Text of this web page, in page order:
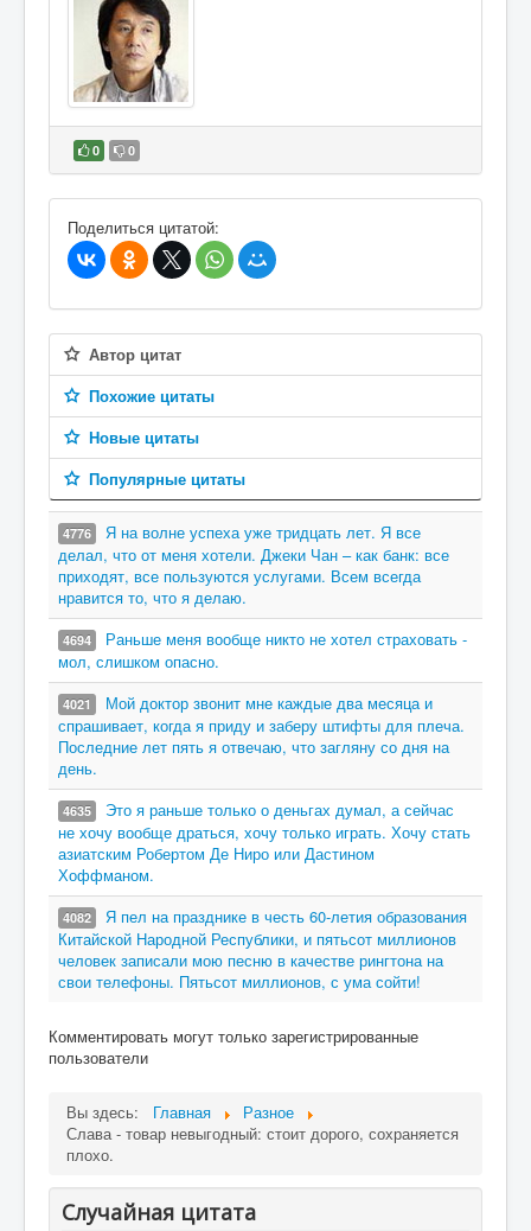
0 0
В избранное
Поделиться цитатой:
Автор цитат
Похожие цитаты
Новые цитаты
Популярные цитаты
4776
Я на волне успеха уже тридцать лет. Я все
делал, что от меня хотели. Джеки Чан – как банк: все
приходят, все пользуются услугами. Всем всегда
нравится то, что я делаю.
4694
Раньше меня вообще никто не хотел страховать -
мол, слишком опасно.
4021
Мой доктор звонит мне каждые два месяца и
спрашивает, когда я приду и заберу штифты для плеча.
Последние лет пять я отвечаю, что загляну со дня на
день.
4635
Это я раньше только о деньгах думал, а сейчас
не хочу вообще драться, хочу только играть. Хочу стать
азиатским Робертом Де Ниро или Дастином
Хоффманом.
4082
Я пел на празднике в честь 60-летия образования
Китайской Народной Республики, и пятьсот миллионов
человек записали мою песню в качестве рингтона на
свои телефоны. Пятьсот миллионов, с ума сойти!
Комментировать могут только зарегистрированные
пользователи
Вы здесь: Главная
Разное
Слава - товар невыгодный: стоит дорого, сохраняется
плохо.
Случайная цитата